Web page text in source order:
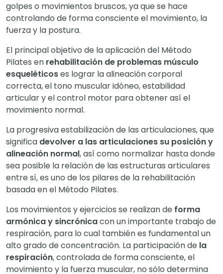
golpes o movimientos bruscos, ya que se hace
controlando de forma consciente el movimiento, la
fuerza y la postura.
El principal objetivo de la aplicación del Método
Pilates en rehabilitación de problemas músculo
esqueléticoses lograr la alineación corporal
correcta, el tono muscular idóneo, estabilidad
articular y el control motor para obtener así el
movimiento normal.
La progresiva estabilización de las articulaciones, que
significa devolver a las articulaciones su posición y
alineación normal, así como normalizar hasta donde
sea posible la relación de las estructuras articulares
entre sí, es uno de los pilares de la rehabilitación
basada en el Método Pilates.
Los movimientos y ejercicios se realizan de forma
armónica y sincrónicacon un importante trabajo de
respiración, para lo cual también es fundamental un
alto grado de concentración. La participación de la
respiración, controlada de forma consciente, el
movimiento y la fuerza muscular, no sólo determina